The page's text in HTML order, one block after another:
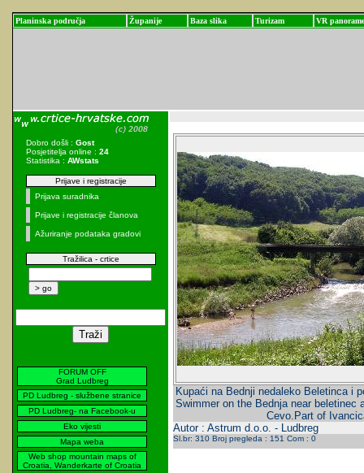
Planinska područja Županije Baza slika Turizam VR panorame
Dobro došli : Gost
Posjetitelja online : 24
Statistika : AWstats
Prijave i registracije
Prijava suradnika
Prijave i registracije članova
Ažuriranje podataka gradovi
Tražilica - crtice
FORUM OFF
Grad Ludbreg
PD Ludbreg - službene stranice
PD Ludbreg- na Facebook-u
Eko vijesti
Mapa weba
Web shop mountain maps of
Croatia, Wanderkarte of Croatia
Kupaći na Bednji nedaleko Beletinca i
Swimmer on the Bednja near beletinec
Cevo.Part of
Autor : Astrum d.o.o. - Ludbreg
Sl.br: 310 Broj pregleda : 151 Com : 0